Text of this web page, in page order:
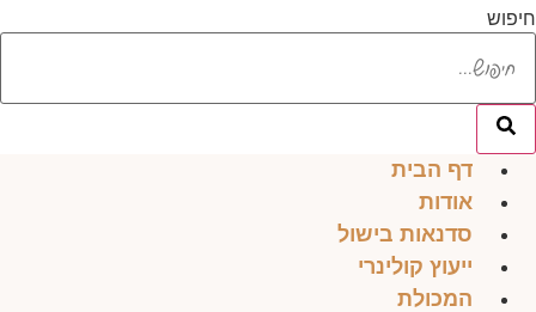
חיפוש
דף הבית
אודות
סדנאות בישול
ייעוץ קולינרי
המכולת